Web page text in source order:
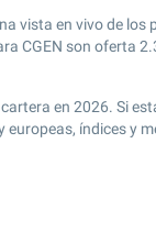
vista en vivo de los
CGEN son oferta
en 2026. Si
índices y